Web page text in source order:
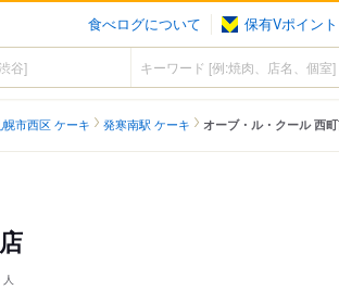
食べログについて 保有Vポイント
幌市西区 ケーキ 発寒南駅 ケーキ オーブ・ル・クール 西
人